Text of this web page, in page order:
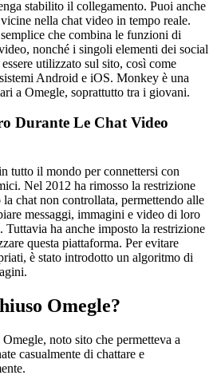
stabilito il collegamento. Puoi anche
nella chat video in tempo reale.
che combina le funzioni di
nonché i singoli elementi dei social
utilizzato sul sito, così come
Android e iOS. Monkey è una
a Omegle, soprattutto tra i giovani.
Durante Le Chat Video
tutto il mondo per connettersi con
Nel 2012 ha rimosso la restrizione
chat non controllata, permettendo alle
messaggi, immagini e video di loro
Tuttavia ha anche imposto la restrizione
questa piattaforma. Per evitare
è stato introdotto un algoritmo di
Omegle?
noto sito che permetteva a
casualmente di chattare e